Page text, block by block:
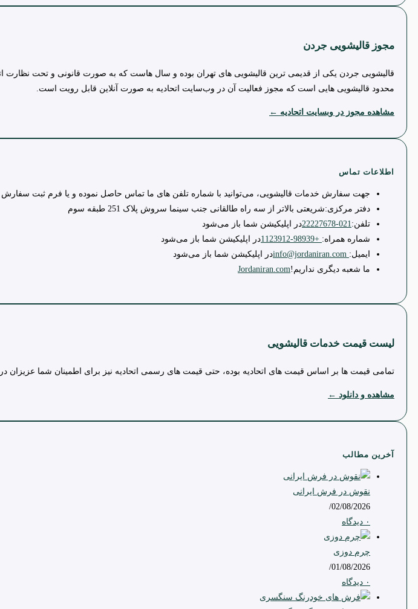
مجوز قالیشویی جردن
قالیشویی جردن یکی از قدیمی ترین قالیشویی های تهران بوده و سال هاست که به صورت قانونی و تحت نظارت
محدود قالیشویی هایی است که مجوز فعالیت آن در وب‌سایت اتحادیه به صورت آنلاین قابل رویت است.
مشاهده مجوز در وبسایت اتحادیه ←
اطلاعات تماس
جهت سفارش خدمات قالیشویی، می‌توانید با شماره تلفن های ما تماس حاصل نموده و یا فرم ثبت سفارش
دفتر مرکزی:شریعتی بالاتر از سه راه طالقانی جنب سینما سروش پلاک 251 طبقه سوم
تلفن:021-22227678
در اپلیکیشن شما باز می‌شود
شماره همراه: +98939-1123912
در اپلیکیشن شما باز می‌شود
ایمیل:
در اپلیکیشن شما باز می‌شود
ما شعبه دیگری نداریم!Jordaniran.com
لیست قیمت خدمات قالیشویی
تمامی قیمت ها بر اساس قیمت های اتحادیه بوده، حتی قیمت های رسمی اتحادیه نیز برای اطمینان شما عزیزان
مشاهده و دانلود ←
آخرین مطالب
نقوش در فرش ایرانی
02/08/2026
/
۰ دیدگاه
چرم دوزی
01/08/2026
/
۰ دیدگاه